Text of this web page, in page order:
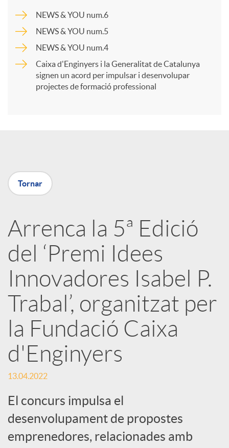
a
r
a
a
r
x
e
s
S
o
NEWS & YOU num.6
NEWS & YOU num.5
NEWS & YOU num.4
Caixa d'Enginyers i la Generalitat de Catalunya
signen un acord per impulsar i desenvolupar
projectes de formació professional
Tornar
Arrenca la 5ª Edició
del ‘Premi Idees
Innovadores Isabel P.
Trabal’, organitzat per
la Fundació Caixa
d'Enginyers
13.04.2022
El concurs impulsa el
desenvolupament de propostes
emprenedores, relacionades amb